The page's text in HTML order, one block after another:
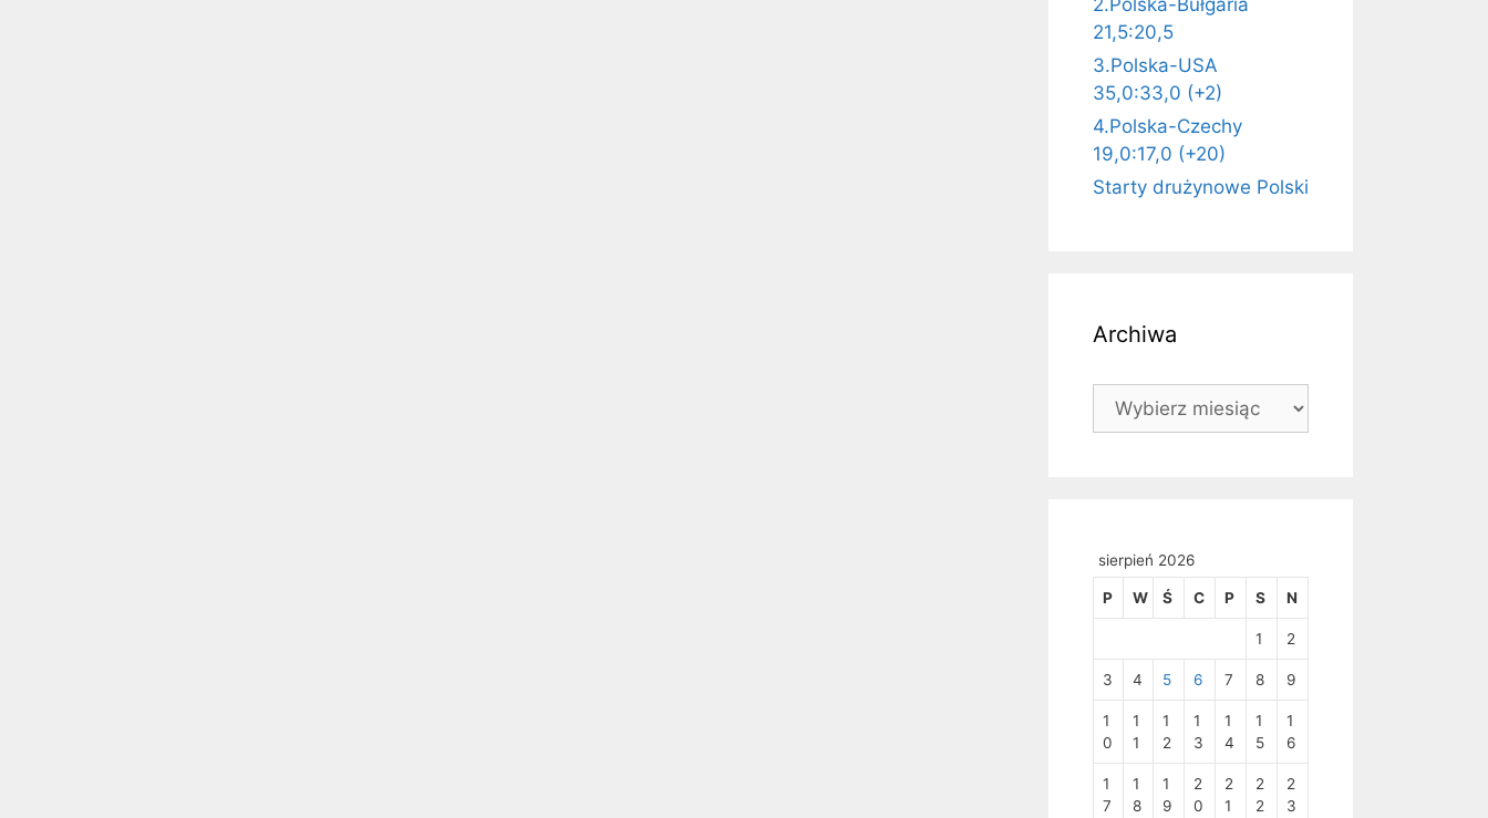
21,5:20,5
3.Polska-USA
35,0:33,0 (+2)
4.Polska-Czechy
19,0:17,0 (+20)
Starty drużynowe Polski
Archiwa
Archiwa
sierpień 2026
P W Ś C P S N
1 2
3 4 5 6 7 8 9
1
0
1
1
1
2
1
3
1
4
1
5
1
6
1
7
1
8
1
9
2
0
2
1
2
2
2
3